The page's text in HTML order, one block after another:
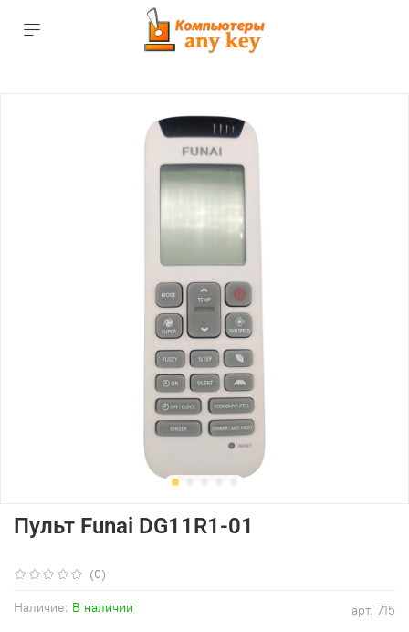
(0)
арт. 715
Наличие: В наличии
Пульт Funai DG11R1-01